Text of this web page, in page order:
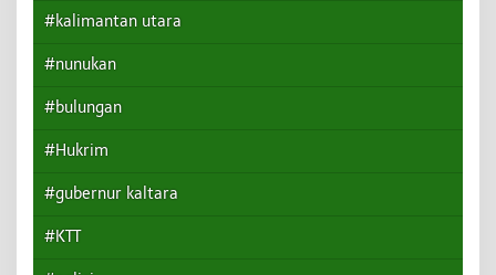
#kalimantan utara
#nunukan
#bulungan
#Hukrim
#gubernur kaltara
#KTT